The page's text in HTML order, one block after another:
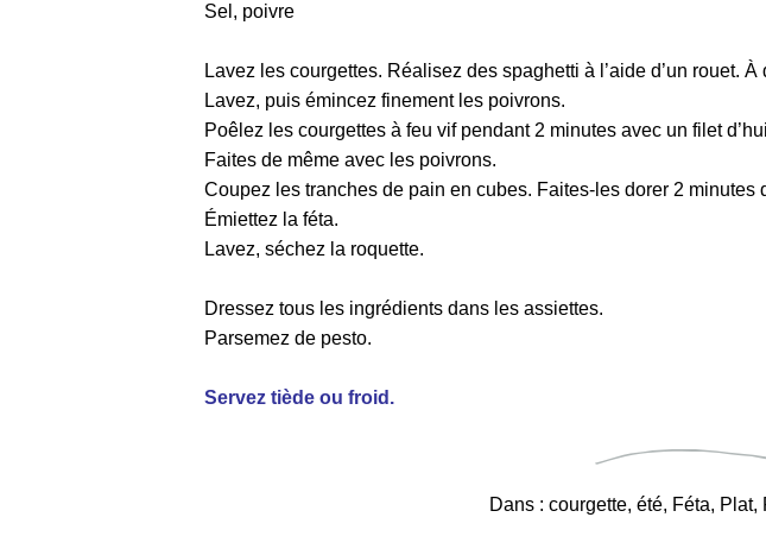
Sel, poivre
Lavez les courgettes. Réalisez des spaghetti à l’aide d’un rouet.
Lavez, puis émincez finement les poivrons.
Poêlez les courgettes à feu vif pendant 2 minutes avec un filet
Faites de même avec les poivrons.
Coupez les tranches de pain en cubes. Faites-les dorer 2
Émiettez la féta.
Lavez, séchez la roquette.
Dressez tous les ingrédients dans les assiettes.
Parsemez de pesto.
Servez tiède ou froid.
Dans : courgette, été, Féta, Plat,